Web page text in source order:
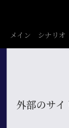
メイン シナリオ
外部のサ